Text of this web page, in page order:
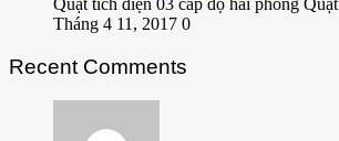
Quạt tích điện 03 cấp độ hải phòng Quạt
Tháng 4 11, 2017 0
Recent Comments